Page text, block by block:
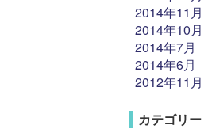
2014年11月
2014年10月
2014年7月
2014年6月
2012年11月
カテゴリー